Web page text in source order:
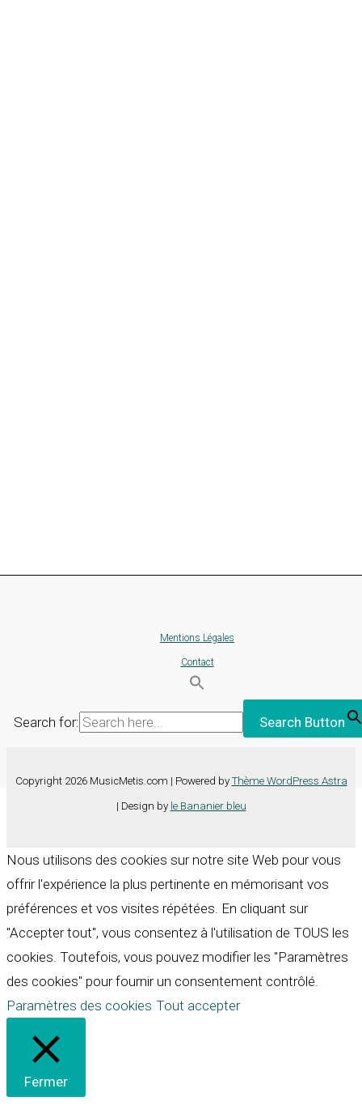
Mentions Légales
Contact
Search for: Search Button
Copyright 2026 MusicMetis.com | Powered by Thème WordPress Astra
| Design by le Bananier bleu
Nous utilisons des cookies sur notre site Web pour vous
offrir l'expérience la plus pertinente en mémorisant vos
préférences et vos visites répétées. En cliquant sur
"Accepter tout", vous consentez à l'utilisation de TOUS les
cookies. Toutefois, vous pouvez modifier les "Paramètres
des cookies" pour fournir un consentement contrôlé.
Paramètres des cookies Tout accepter
Fermer